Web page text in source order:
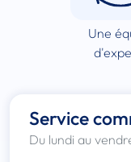
Une
Service
Du lundi au